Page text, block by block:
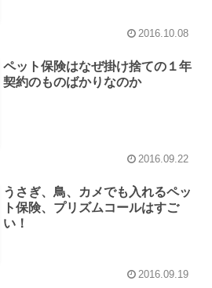
2016.10.08
ペット保険はなぜ掛け捨ての１年
契約のものばかりなのか
2016.09.22
うさぎ、鳥、カメでも入れるペッ
ト保険、プリズムコールはすご
い！
2016.09.19